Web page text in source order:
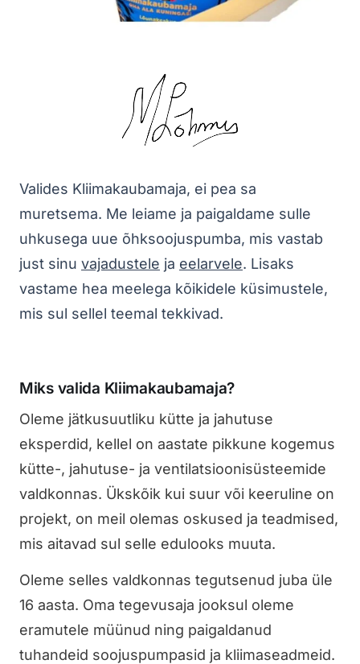
Valides Kliimakaubamaja, ei pea sa
muretsema. Me leiame ja paigaldame sulle
uhkusega uue õhksoojuspumba, mis vastab
just sinu vajadustele ja eelarvele. Lisaks
vastame hea meelega kõikidele küsimustele,
mis sul sellel teemal tekkivad.
Miks valida Kliimakaubamaja?
Oleme jätkusuutliku kütte ja jahutuse
eksperdid, kellel on aastate pikkune kogemus
kütte-, jahutuse- ja ventilatsioonisüsteemide
valdkonnas. Ükskõik kui suur või keeruline on
projekt, on meil olemas oskused ja teadmised,
mis aitavad sul selle edulooks muuta.
Oleme selles valdkonnas tegutsenud juba üle
16 aasta. Oma tegevusaja jooksul oleme
eramutele müünud ning paigaldanud
tuhandeid soojuspumpasid ja kliimaseadmeid.